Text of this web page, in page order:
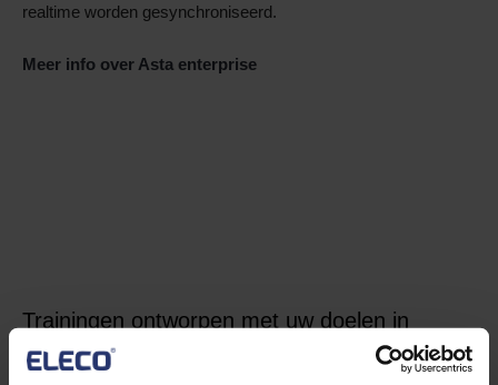
realtime worden gesynchroniseerd.
Meer info over Asta enterprise
Trainingen ontworpen met uw doelen in
gedachten